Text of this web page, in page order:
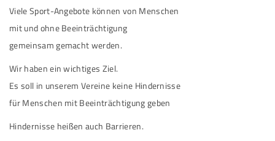
Viele Sport-Angebote können von Menschen
mit und ohne Beeinträchtigung
gemeinsam gemacht werden.
Wir haben ein wichtiges Ziel.
Es soll in unserem Vereine keine Hindernisse
für Menschen mit Beeinträchtigung geben
Hindernisse heißen auch Barrieren.